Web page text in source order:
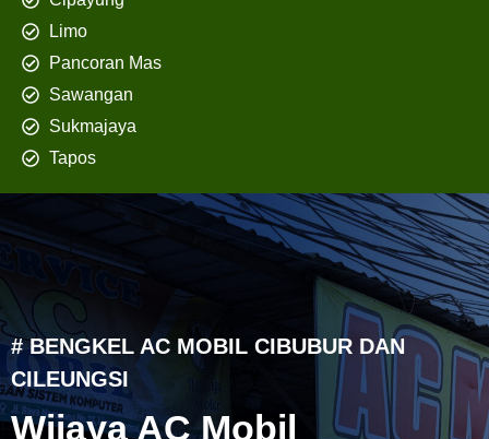
Limo
Pancoran Mas
Sawangan
Sukmajaya
Tapos
# BENGKEL AC MOBIL CIBUBUR DAN
CILEUNGSI
Wijaya AC Mobil